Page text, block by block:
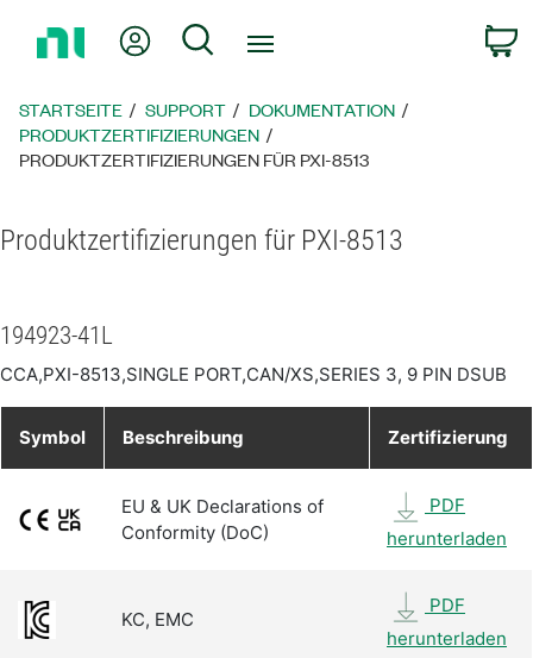
zur
Mein KontoSuche
STARTSEITE SUPPORT
DOKUMENTATION
PRODUKTZERTIFIZIERUNGEN
PRODUKTZERTIFIZIERUNGEN FÜR PXI-8513
Produktzertifizierungen für PXI-8513
194923-41L
CCA,PXI-8513,SINGLE PORT,CAN/XS,SERIES 3, 9 PIN DSUB
Symbol Beschreibung Zertifizierung
EU & UK Declarations of
Conformity (DoC)
PDF
herunterladen
KC, EMC
PDF
herunterladen